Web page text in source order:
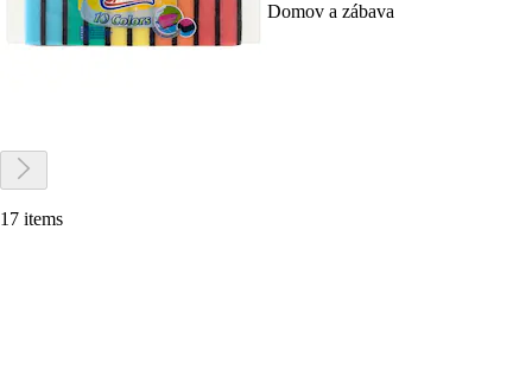
Domov a zábava
17 items